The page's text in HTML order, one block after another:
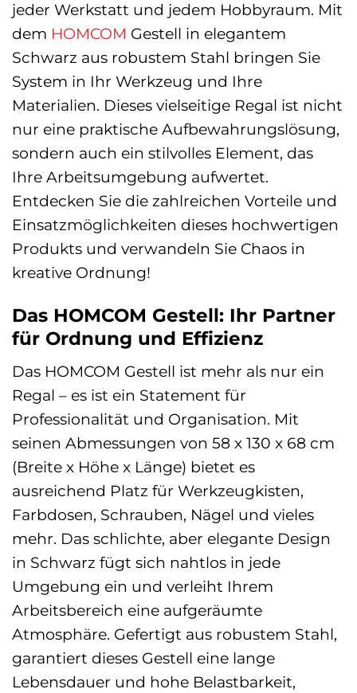
jeder Werkstatt und jedem Hobbyraum. Mit
dem HOMCOM Gestell in elegantem
Schwarz aus robustem Stahl bringen Sie
System in Ihr Werkzeug und Ihre
Materialien. Dieses vielseitige Regal ist nicht
nur eine praktische Aufbewahrungslösung,
sondern auch ein stilvolles Element, das
Ihre Arbeitsumgebung aufwertet.
Entdecken Sie die zahlreichen Vorteile und
Einsatzmöglichkeiten dieses hochwertigen
Produkts und verwandeln Sie Chaos in
kreative Ordnung!
Das HOMCOM Gestell: Ihr Partner
für Ordnung und Effizienz
Das HOMCOM Gestell ist mehr als nur ein
Regal – es ist ein Statement für
Professionalität und Organisation. Mit
seinen Abmessungen von 58 x 130 x 68 cm
(Breite x Höhe x Länge) bietet es
ausreichend Platz für Werkzeugkisten,
Farbdosen, Schrauben, Nägel und vieles
mehr. Das schlichte, aber elegante Design
in Schwarz fügt sich nahtlos in jede
Umgebung ein und verleiht Ihrem
Arbeitsbereich eine aufgeräumte
Atmosphäre. Gefertigt aus robustem Stahl,
garantiert dieses Gestell eine lange
Lebensdauer und hohe Belastbarkeit,